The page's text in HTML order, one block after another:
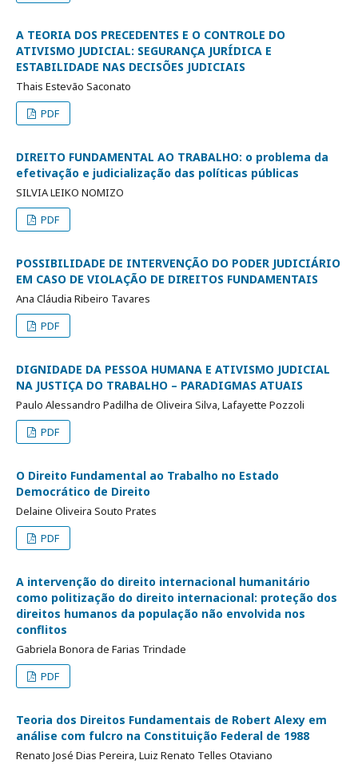
A TEORIA DOS PRECEDENTES E O CONTROLE DO
ATIVISMO JUDICIAL: SEGURANÇA JURÍDICA E
ESTABILIDADE NAS DECISÕES JUDICIAIS
Thais Estevão Saconato
PDF
DIREITO FUNDAMENTAL AO TRABALHO: o problema da
efetivação e judicialização das políticas públicas
SILVIA LEIKO NOMIZO
PDF
POSSIBILIDADE DE INTERVENÇÃO DO PODER JUDICIÁRIO
EM CASO DE VIOLAÇÃO DE DIREITOS FUNDAMENTAIS
Ana Cláudia Ribeiro Tavares
PDF
DIGNIDADE DA PESSOA HUMANA E ATIVISMO JUDICIAL
NA JUSTIÇA DO TRABALHO – PARADIGMAS ATUAIS
Paulo Alessandro Padilha de Oliveira Silva, Lafayette Pozzoli
PDF
O Direito Fundamental ao Trabalho no Estado
Democrático de Direito
Delaine Oliveira Souto Prates
PDF
A intervenção do direito internacional humanitário
como politização do direito internacional: proteção dos
direitos humanos da população não envolvida nos
conflitos
Gabriela Bonora de Farias Trindade
PDF
Teoria dos Direitos Fundamentais de Robert Alexy em
análise com fulcro na Constituição Federal de 1988
Renato José Dias Pereira, Luiz Renato Telles Otaviano